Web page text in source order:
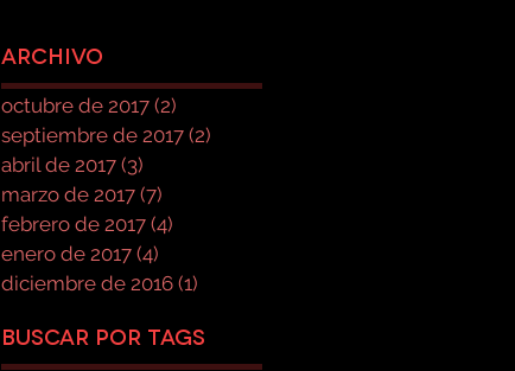
Archivo
octubre de 2017 (2)
septiembre de 2017 (2)
abril de 2017 (3)
marzo de 2017 (7)
febrero de 2017 (4)
enero de 2017 (4)
diciembre de 2016 (1)
Buscar por tags